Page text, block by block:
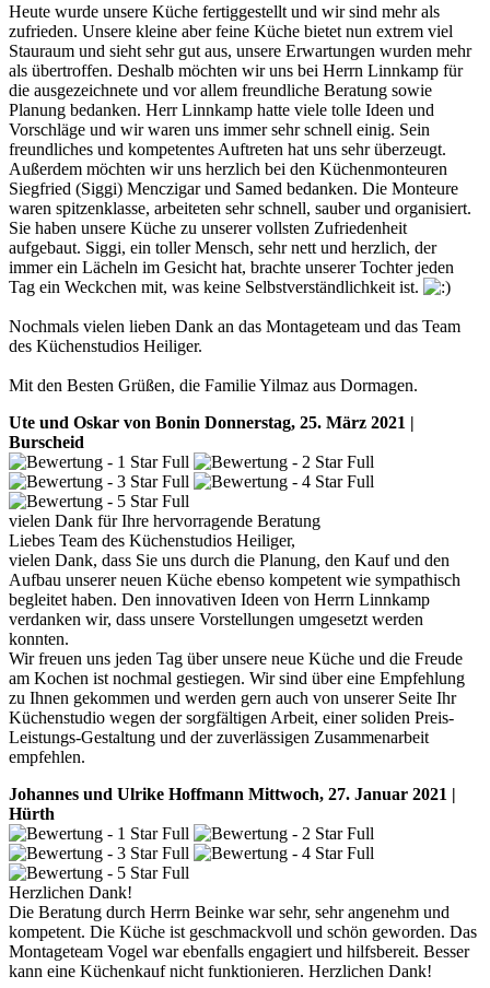
Heute wurde unsere Küche fertiggestellt und wir sind mehr als
zufrieden. Unsere kleine aber feine Küche bietet nun extrem viel
Stauraum und sieht sehr gut aus, unsere Erwartungen wurden mehr
als übertroffen. Deshalb möchten wir uns bei Herrn Linnkamp für
die ausgezeichnete und vor allem freundliche Beratung sowie
Planung bedanken. Herr Linnkamp hatte viele tolle Ideen und
Vorschläge und wir waren uns immer sehr schnell einig. Sein
freundliches und kompetentes Auftreten hat uns sehr überzeugt.
Außerdem möchten wir uns herzlich bei den Küchenmonteuren
Siegfried (Siggi) Menczigar und Samed bedanken. Die Monteure
waren spitzenklasse, arbeiteten sehr schnell, sauber und organisiert.
Sie haben unsere Küche zu unserer vollsten Zufriedenheit
aufgebaut. Siggi, ein toller Mensch, sehr nett und herzlich, der
immer ein Lächeln im Gesicht hat, brachte unserer Tochter jeden
Tag ein Weckchen mit, was keine Selbstverständlichkeit ist.
Nochmals vielen lieben Dank an das Montageteam und das Team
des Küchenstudios Heiliger.
Mit den Besten Grüßen, die Familie Yilmaz aus Dormagen.
Ute und Oskar von Bonin Donnerstag, 25. März 2021 |
Burscheid
vielen Dank für Ihre hervorragende Beratung
Liebes Team des Küchenstudios Heiliger,
vielen Dank, dass Sie uns durch die Planung, den Kauf und den
Aufbau unserer neuen Küche ebenso kompetent wie sympathisch
begleitet haben. Den innovativen Ideen von Herrn Linnkamp
verdanken wir, dass unsere Vorstellungen umgesetzt werden
konnten.
Wir freuen uns jeden Tag über unsere neue Küche und die Freude
am Kochen ist nochmal gestiegen. Wir sind über eine Empfehlung
zu Ihnen gekommen und werden gern auch von unserer Seite Ihr
Küchenstudio wegen der sorgfältigen Arbeit, einer soliden Preis-
Leistungs-Gestaltung und der zuverlässigen Zusammenarbeit
empfehlen.
Johannes und Ulrike Hoffmann Mittwoch, 27. Januar 2021 |
Hürth
Herzlichen Dank!
Die Beratung durch Herrn Beinke war sehr, sehr angenehm und
kompetent. Die Küche ist geschmackvoll und schön geworden. Das
Montageteam Vogel war ebenfalls engagiert und hilfsbereit. Besser
kann eine Küchenkauf nicht funktionieren. Herzlichen Dank!